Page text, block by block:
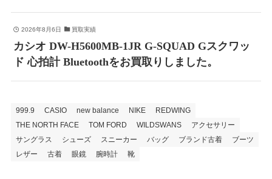
2026年8月6日 買取実績
カシオ DW-H5600MB-1JR G-SQUAD Gスクワッ
ド 心拍計 Bluetoothをお買取りしました。
999.9 CASIO new balance NIKE
REDWING
THE NORTH FACE
TOM FORD WILDSWANS
アクセサリー
サングラス
シューズ スニーカー バッグ ブランド古着
ブーツ
レザー
古着 眼鏡 腕時計 靴